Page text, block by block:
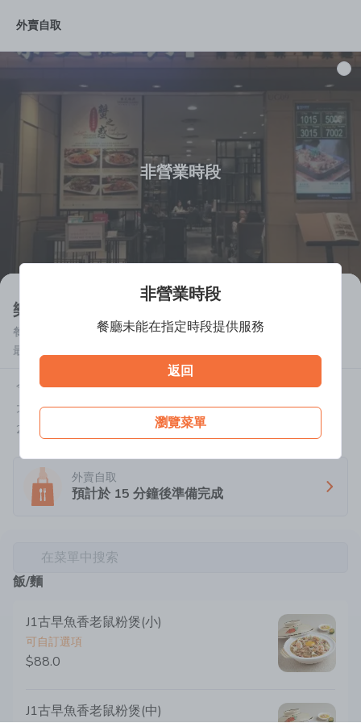
非營業時段
餐廳未能在指定時段提供服務
返回
瀏覽菜單
外賣自取
非營業時段
樂天經典 (奧海城二期)
餐廳離線中
最低消費 $1.0
今天:11:00-22:00
大角咀海庭道18號奧海城二期UG樓UG09號舖
2177 0760
外賣自取
預計於 15 分鐘後準備完成
在菜單中搜索
飯/麵 前菜/小食 主食 海鮮
飯/麵
J1古早魚香老鼠粉煲(小)
可自訂選項
$88.0
J1古早魚香老鼠粉煲(中)